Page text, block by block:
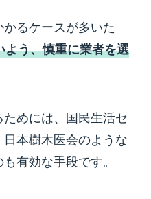
るケースが多いた
よう、慎重に業者を選
めには、国民生活セ
本樹木医会のような
有効な手段です。